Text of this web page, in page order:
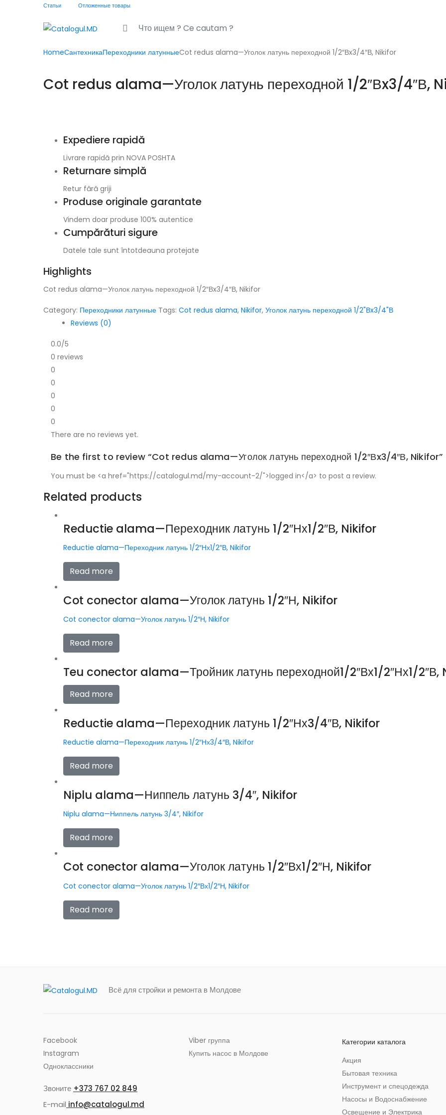
Статьи Отложенные товары
Search for:
HomeСантехникаПереходники латунныеCot redus alama—Уголок латунь переходной 1/2″Вx3/4″В, Nikifor
Cot redus alama—Уголок латунь переходной 1/2″Вx3/4″В,
Expediere rapidă
Livrare rapidă prin NOVA POSHTA
Returnare simplă
Retur fără griji
Produse originale garantate
Vindem doar produse 100% autentice
Cumpărături sigure
Datele tale sunt întotdeauna protejate
Highlights
Cot redus alama—Уголок латунь переходной 1/2″Вx3/4″В, Nikifor
Category: Переходники латунные Tags: Cot redus alama, Nikifor, Уголок латунь переходной 1/2"Вx3/4"В
Reviews (0)
0.0/5
0 reviews
0
0
0
0
0
There are no reviews yet.
Be the first to review “Cot redus alama—Уголок латунь переходной 1/2″Вx3/4″В, Nikifor”
You must be <a href="https://catalogul.md/my-account-2/">logged in</a> to post a review.
Related products
Reductie alama—Переходник латунь 1/2″Нх1/2″В, Nikifor
Reductie alama—Переходник латунь 1/2″Нх1/2″В, Nikifor
Read more
Cot conector alama—Уголок латунь 1/2″Н, Nikifor
Cot conector alama—Уголок латунь 1/2″Н, Nikifor
Read more
Teu conector alama—Тройник латунь переходной1/2″Вх1/2″Нх1/2″В,
Read more
Reductie alama—Переходник латунь 1/2″Нх3/4″В, Nikifor
Reductie alama—Переходник латунь 1/2″Нх3/4″В, Nikifor
Read more
Niplu alama—Ниппель латунь 3/4″, Nikifor
Niplu alama—Ниппель латунь 3/4″, Nikifor
Read more
Cot conector alama—Уголок латунь 1/2″Вх1/2″Н, Nikifor
Cot conector alama—Уголок латунь 1/2″Вх1/2″Н, Nikifor
Read more
Всё для стройки и ремонта в Молдове
Facebook
Instagram
Одноклассники
Viber группа
Купить насос в Молдове
Звоните +373 767 02 849
E-mail info@catalogul.md
Категории каталога
Акция
Бытовая техника
Инструмент и спецодежда
Насосы и Водоснабжение
Освещение и Электрика